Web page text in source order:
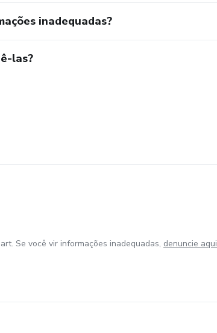
inadequadas?
las?
Se você vir informações inadequadas, denuncie aqui